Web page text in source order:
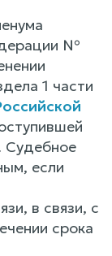
№
1 части
Судебное
если
в связи, с
срока